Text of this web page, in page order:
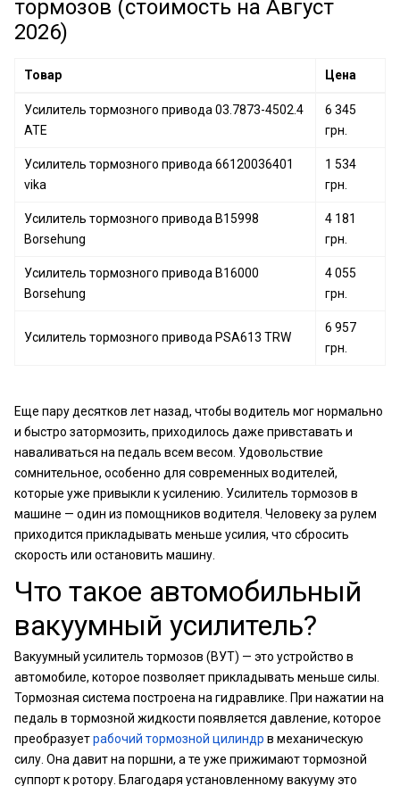
тормозов (стоимость на Август
2026)
Товар Цена
Усилитель тормозного привода 03.7873-4502.4
ATE
6 345
грн.
Усилитель тормозного привода 66120036401
vika
1 534
грн.
Усилитель тормозного привода B15998
Borsehung
4 181
грн.
Усилитель тормозного привода B16000
Borsehung
4 055
грн.
Усилитель тормозного привода PSA613 TRW
6 957
грн.
Еще пару десятков лет назад, чтобы водитель мог нормально
и быстро затормозить, приходилось даже привставать и
наваливаться на педаль всем весом. Удовольствие
сомнительное, особенно для современных водителей,
которые уже привыкли к усилению. Усилитель тормозов в
машине — один из помощников водителя. Человеку за рулем
приходится прикладывать меньше усилия, что сбросить
скорость или остановить машину.
Что такое автомобильный
вакуумный усилитель?
Вакуумный усилитель тормозов (ВУТ) — это устройство в
автомобиле, которое позволяет прикладывать меньше силы.
Тормозная система построена на гидравлике. При нажатии на
педаль в тормозной жидкости появляется давление, которое
преобразуетрабочий тормозной цилиндр в механическую
силу. Она давит на поршни, а те уже прижимают тормозной
суппорт к ротору. Благодаря установленному вакууму это